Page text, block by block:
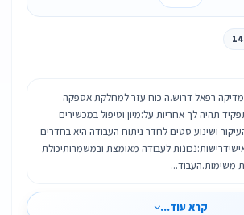
מדיקה רפאל דרוש.ה כוח עזר למחלקת אספקה
תהיה לך אחריות על:מיון וטיפול במכשירים
ושינוע סטים לחדר ניתוח העבודה היא בחדרים
אישידרישות:נכונות לעבודה מאומצת ובמשמרותיכולת
משימות.העבוד...
קרא עוד...